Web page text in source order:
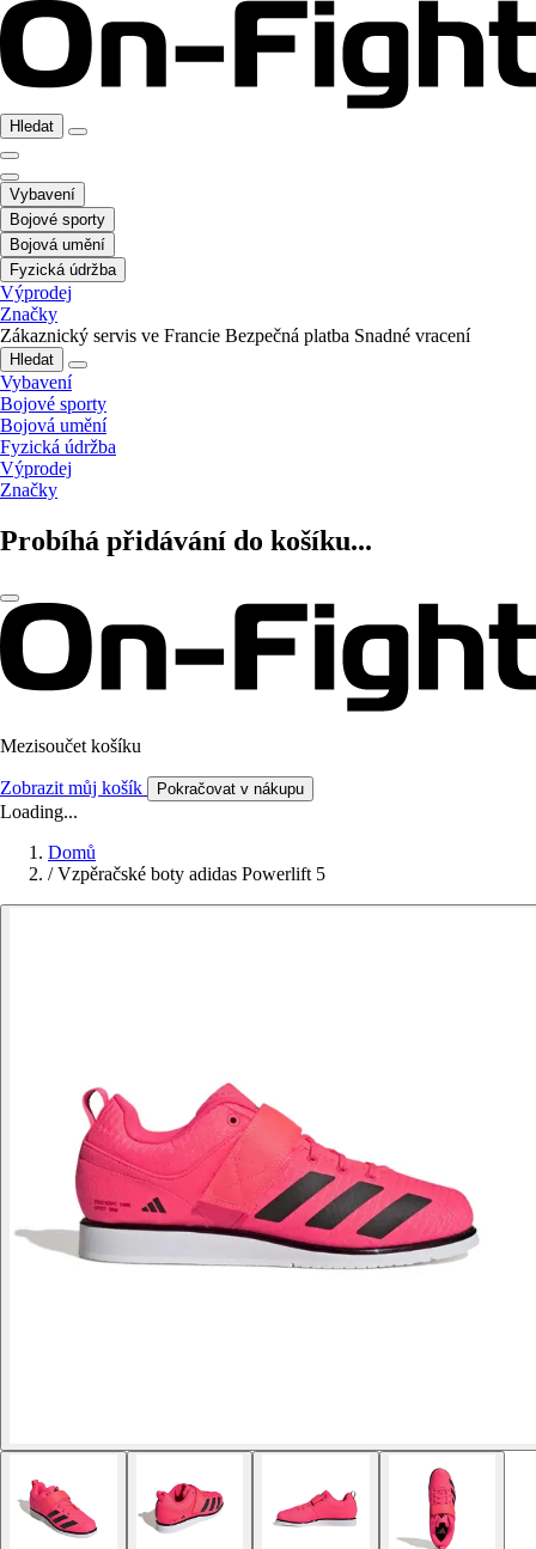
Hledat
Vybavení
Bojové sporty
Bojová umění
Fyzická údržba
Výprodej
Značky
Zákaznický servis ve Francie Bezpečná platba Snadné vracení
Hledat
Vybavení
Bojové sporty
Bojová umění
Fyzická údržba
Výprodej
Značky
Probíhá přidávání do košíku...
Mezisoučet košíku
Zobrazit můj košík Pokračovat v nákupu
Loading...
Domů
/ Vzpěračské boty adidas Powerlift 5